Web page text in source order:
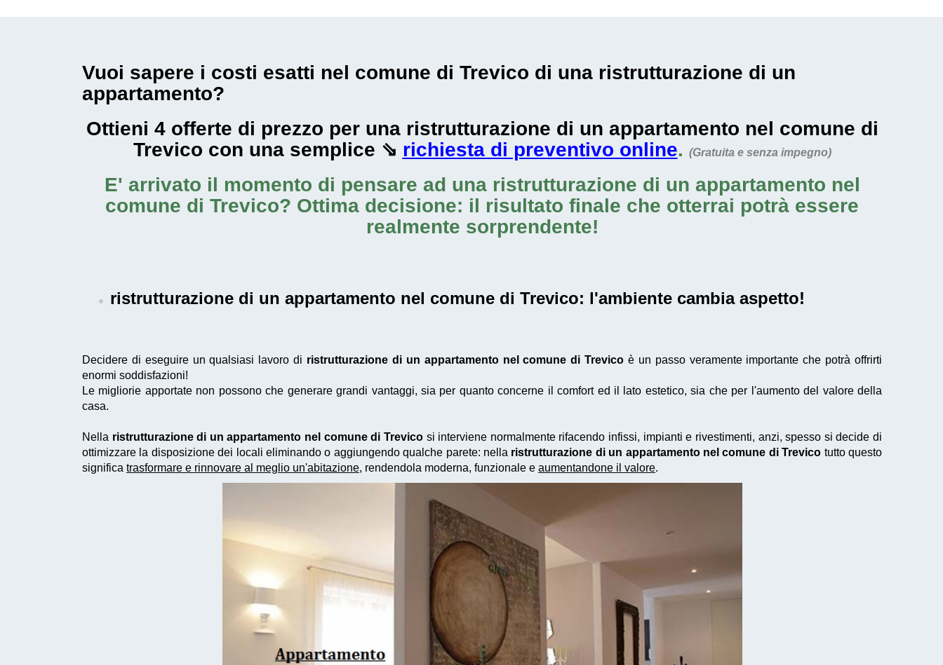
Vuoi sapere i costi esatti nel comune di Trevico di una ristrutturazione di un
appartamento?
Ottieni 4 offerte di prezzo per una ristrutturazione di un appartamento nel comune di
Trevico con una semplice ⇘ richiesta di preventivo online. (Gratuita e senza impegno)
E' arrivato il momento di pensare ad una ristrutturazione di un appartamento nel
comune di Trevico? Ottima decisione: il risultato finale che otterrai potrà essere
realmente sorprendente!
ristrutturazione di un appartamento nel comune di Trevico: l'ambiente cambia aspetto!
Decidere di eseguire un qualsiasi lavoro di ristrutturazione di un appartamento nel comune di Trevico è un passo veramente importante che potrà offrirti
enormi soddisfazioni!
Le migliorie apportate non possono che generare grandi vantaggi, sia per quanto concerne il comfort ed il lato estetico, sia che per l'aumento del valore della
casa.
Nella ristrutturazione di un appartamento nel comune di Trevicosi interviene normalmente rifacendo infissi, impianti e rivestimenti, anzi, spesso si decide di
ottimizzare la disposizione dei locali eliminando o aggiungendo qualche parete: nella ristrutturazione di un appartamento nel comune di Trevico tutto questo
significa trasformare e rinnovare al meglio un'abitazione, rendendola moderna, funzionale e aumentandone il valore.